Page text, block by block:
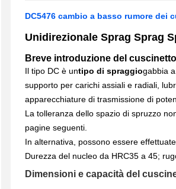
DC5476 cambio a basso rumore
Unidirezionale Sprag Sprag
Breve introduzione del
Il tipo DC è untipo di spraggiogabbia
supporto per carichi assiali e radiali,
apparecchiature di trasmissione di
La tolleranza dello spazio di spruzzo
pagine seguenti.
In alternativa, possono essere
Durezza del nucleo da HRC35 a 45;
Dimensioni e capacità del